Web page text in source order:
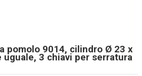
pomolo 9014, cilindro Ø 23 x
uguale, 3 chiavi per serratura